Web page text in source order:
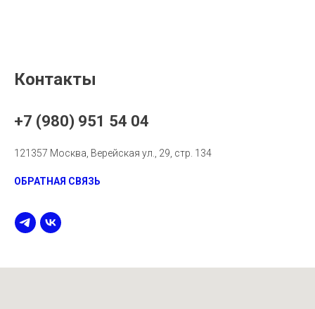
Контакты
+7 (980) 951 54 04
121357 Москва, Верейская ул., 29, стр. 134
ОБРАТНАЯ СВЯЗЬ